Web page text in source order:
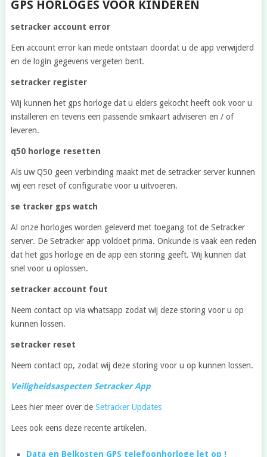
GPS HORLOGES VOOR KINDEREN
setracker account error
Een account error kan mede ontstaan doordat u de app verwijderd
en de login gegevens vergeten bent.
setracker register
Wij kunnen het gps horloge dat u elders gekocht heeft ook voor u
installeren en tevens een passende simkaart adviseren en / of
leveren.
q50 horloge resetten
Als uw Q50 geen verbinding maakt met de setracker server kunnen
wij een reset of configuratie voor u uitvoeren.
se tracker gps watch
Al onze horloges worden geleverd met toegang tot de Setracker
server. De Setracker app voldoet prima. Onkunde is vaak een reden
dat het gps horloge en de app een storing geeft. Wij kunnen dat
snel voor u oplossen.
setracker account fout
Neem contact op via whatsapp zodat wij deze storing voor u op
kunnen lossen.
setracker reset
Neem contact op, zodat wij deze storing voor u op kunnen lossen.
Veiligheidsaspecten Setracker App
Lees hier meer over de Setracker Updates
Lees ook eens deze recente artikelen.
Data en Belkosten GPS telefoonhorloge let op !